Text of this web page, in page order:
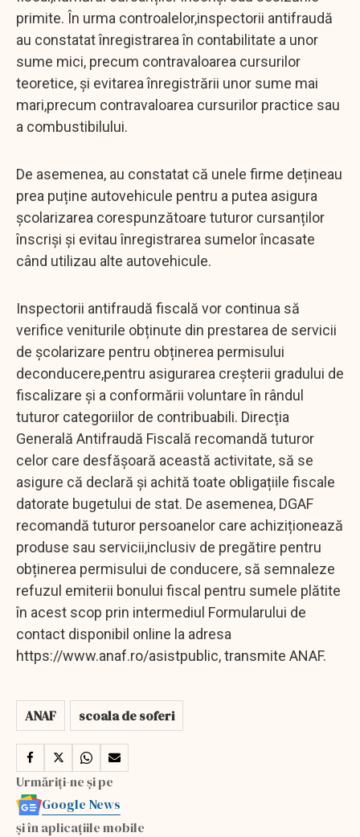
primite. În urma controalelor,inspectorii antifraudă
au constatat înregistrarea în contabilitate a unor
sume mici, precum contravaloarea cursurilor
teoretice, și evitarea înregistrării unor sume mai
mari,precum contravaloarea cursurilor practice sau
a combustibilului.
De asemenea, au constatat că unele firme dețineau
prea puține autovehicule pentru a putea asigura
școlarizarea corespunzătoare tuturor cursanților
înscriși și evitau înregistrarea sumelor încasate
când utilizau alte autovehicule.
Inspectorii antifraudă fiscală vor continua să
verifice veniturile obținute din prestarea de servicii
de școlarizare pentru obținerea permisului
deconducere,pentru asigurarea creșterii gradului de
fiscalizare și a conformării voluntare în rândul
tuturor categoriilor de contribuabili. Direcția
Generală Antifraudă Fiscală recomandă tuturor
celor care desfășoară această activitate, să se
asigure că declară și achită toate obligațiile fiscale
datorate bugetului de stat. De asemenea, DGAF
recomandă tuturor persoanelor care achiziționează
produse sau servicii,inclusiv de pregătire pentru
obținerea permisului de conducere, să semnaleze
refuzul emiterii bonului fiscal pentru sumele plătite
în acest scop prin intermediul Formularului de
contact disponibil online la adresa
https://www.anaf.ro/asistpublic, transmite ANAF.
ANAF scoala de soferi
Urmăriți-ne și pe
Google News
și în aplicațiile mobile